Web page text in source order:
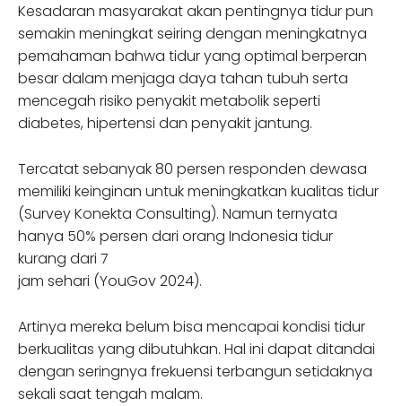
Kesadaran masyarakat akan pentingnya tidur pun
semakin meningkat seiring dengan meningkatnya
pemahaman bahwa tidur yang optimal berperan
besar dalam menjaga daya tahan tubuh serta
mencegah risiko penyakit metabolik seperti
diabetes, hipertensi dan penyakit jantung.
Tercatat sebanyak 80 persen responden dewasa
memiliki keinginan untuk meningkatkan kualitas tidur
(Survey Konekta Consulting). Namun ternyata
hanya 50% persen dari orang Indonesia tidur
kurang dari 7
jam sehari (YouGov 2024).
Artinya mereka belum bisa mencapai kondisi tidur
berkualitas yang dibutuhkan. Hal ini dapat ditandai
dengan seringnya frekuensi terbangun setidaknya
sekali saat tengah malam.